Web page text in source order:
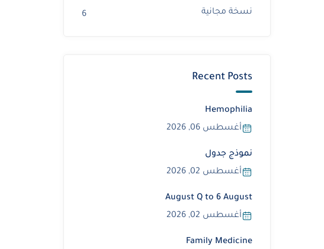
نسخة مجانية
6
Recent Posts
Hemophilia
أغسطس 06, 2026
نموذج جدول
أغسطس 02, 2026
August Q to 6 August
أغسطس 02, 2026
Family Medicine